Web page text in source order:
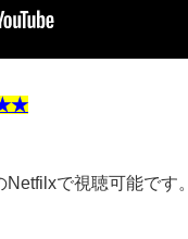
で視聴可能です。